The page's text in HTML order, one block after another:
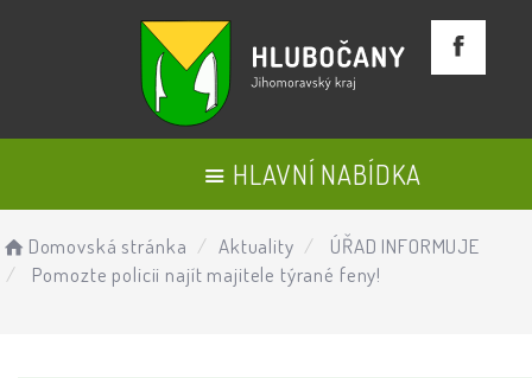
HLAVNÍ NABÍDKA
Domovská stránka Aktuality
ÚŘAD INFORMUJE
Pomozte policii najít majitele týrané feny!